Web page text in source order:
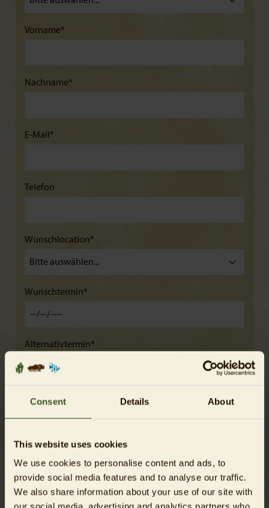
Consent Details About
This website uses cookies
We use cookies to personalise content and ads, to
provide social media features and to analyse our traffic.
We also share information about your use of our site with
Vorname*
Nachname*
E-Mail*
Telefon
Wunschlocation*
Wunschtermin*
Alternativtermin*
Uhrzeit/Zeitraum*
Gästezahl*
Anlass*